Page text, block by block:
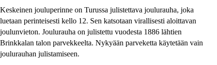
Keskeinen jouluperinne on Turussa julistettava joulurauha, joka
luetaan perinteisesti kello 12. Sen katsotaan virallisesti aloittavan
joulunvieton. Joulurauha on julistettu vuodesta 1886 lähtien
Brinkkalan talon parvekkeelta. Nykyään parveketta käytetään vain
joulurauhan julistamiseen.